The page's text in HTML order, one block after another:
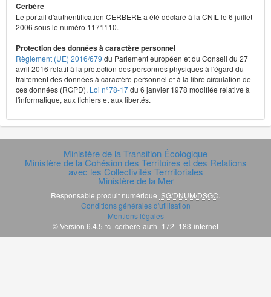
Cerbère
Le portail d'authentification CERBERE a été déclaré à la CNIL le 6 juillet
2006 sous le numéro 1171110.
Protection des données à caractère personnel
Règlement (UE) 2016/679 du Parlement européen et du Conseil du 27
avril 2016 relatif à la protection des personnes physiques à l'égard du
traitement des données à caractère personnel et à la libre circulation de
ces données (RGPD). Loi n°78-17du 6 janvier 1978 modifiée relative à
l'informatique, aux fichiers et aux libertés.
Ministère de la Transition Écologique
Ministère de la Cohésion des Territoires et des Relations
avec les Collectivités Terrritoriales
Ministère de la Mer
Responsable produit numérique SG/DNUM/DSGC
Conditions générales d'utilisation
Mentions légales
© Version 6.4.5-tc_cerbere-auth_172_183-internet